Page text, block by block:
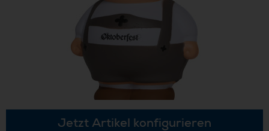
Jetzt Artikel konfigurieren